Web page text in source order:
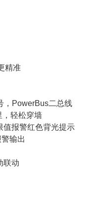
精准
，PowerBus二总线
，轻松穿墙
值报警红色背光提示
输出
联动